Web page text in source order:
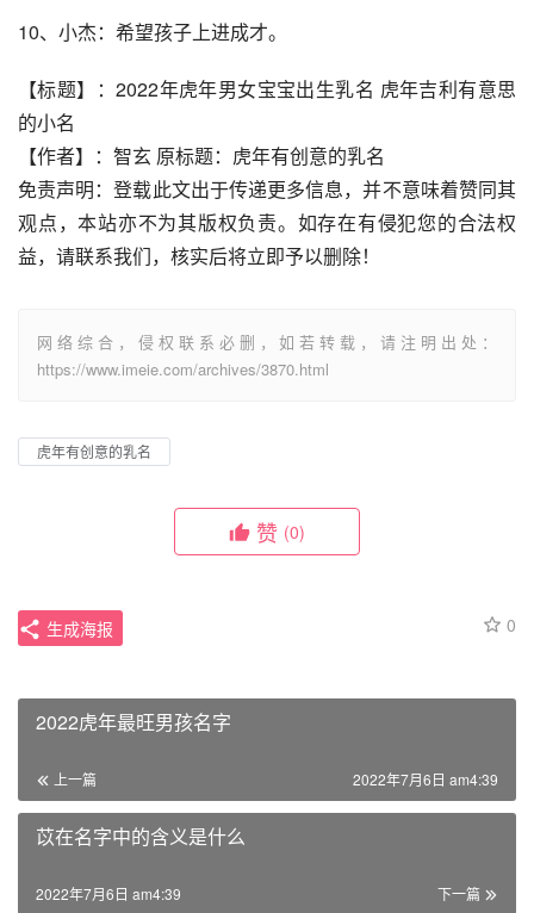
10、小杰：希望孩子上进成才。
【标题】：2022年虎年男女宝宝出生乳名 虎年吉利有意思
的小名
【作者】：智玄 原标题：虎年有创意的乳名
免责声明：登载此文出于传递更多信息，并不意味着赞同其
观点，本站亦不为其版权负责。如存在有侵犯您的合法权
益，请联系我们，核实后将立即予以删除！
网络综合，侵权联系必删，如若转载，请注明出处：
https://www.imeie.com/archives/3870.html
虎年有创意的乳名
赞 (0)
0
生成海报
2022虎年最旺男孩名字
上一篇 2022年7月6日 am4:39
苡在名字中的含义是什么
下一篇
2022年7月6日 am4:39